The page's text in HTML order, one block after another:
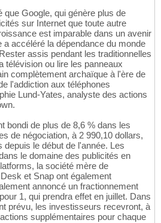
que Google, qui génère plus de
sur Internet que toute autre
est imparable dans un avenir
a accéléré la dépendance du monde
assis pendant les traditionnelles
télévision ou lire les panneaux
complètement archaïque à l'ère de
l'addiction aux téléphones
Lund-Yates, analyste des actions
bondi de plus de 8,6 % dans les
de négociation, à 2 990,10 dollars,
le début de l'année. Les
le domaine des publicités en
la société mère de
et Snap ont également
annoncé un fractionnement
1, qui prendra effet en juillet. Dans
prévu, les investisseurs recevront, à
supplémentaires pour chaque